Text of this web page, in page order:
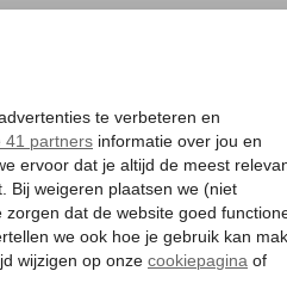
VERRE REIZEN ALL